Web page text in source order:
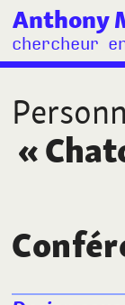
Anthony
chercheur
«